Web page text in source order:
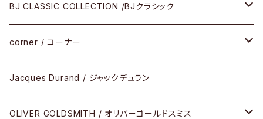
メガネ
サングラス
アパレル
その他
BJ CLASSIC COLLECTION /BJクラシック
CELLULOID（CRAFTSMAN EDITION）
SHINBARI（CRAFTSMAN EDITION）
URUSHI（CRAFTSMAN EDITION）
corner / コーナー
リサーチシリーズ
サブリメイションシリーズ
Jacques Durand / ジャックデュラン
OLIVER GOLDSMITH / オリバーゴールドスミス